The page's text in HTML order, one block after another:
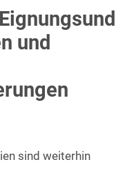
und
sind weiterhin